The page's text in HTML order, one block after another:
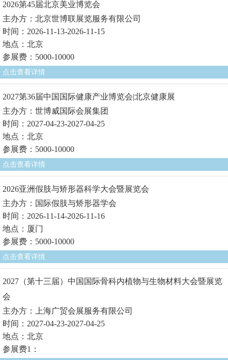
2026第45届北京美业博览会
主办方：北京世博联展览服务有限公司
时间：2026-11-13-2026-11-15
地点：北京
参展费：5000-10000
点击查看详情
2027第36届中国国际健康产业博览会|北京健康展
主办方：世博威国际会展集团
时间：2027-04-23-2027-04-25
地点：北京
参展费：5000-10000
点击查看详情
2026亚洲假肢与矫形器科学大会暨展览会
主办方：国际假肢与矫形器学会
时间：2026-11-14-2026-11-16
地点：厦门
参展费：5000-10000
点击查看详情
2027（第十三届）中国国际骨科内植物与生物材料大会暨展览
会
主办方：上海广贸会展服务有限公司
时间：2027-04-23-2027-04-25
地点：北京
参展费1：